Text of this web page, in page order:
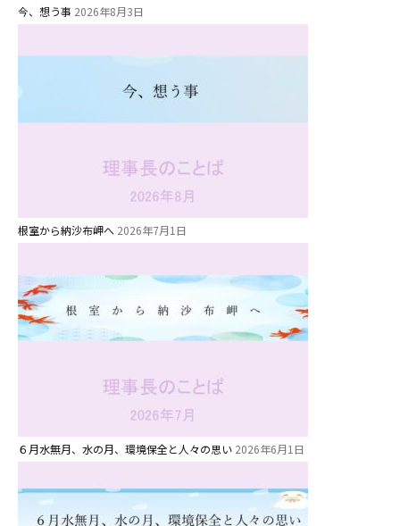
今、想う事 2026年8月3日
根室から納沙布岬へ 2026年7月1日
６月水無月、水の月、環境保全と人々の思い 2026年6月1日